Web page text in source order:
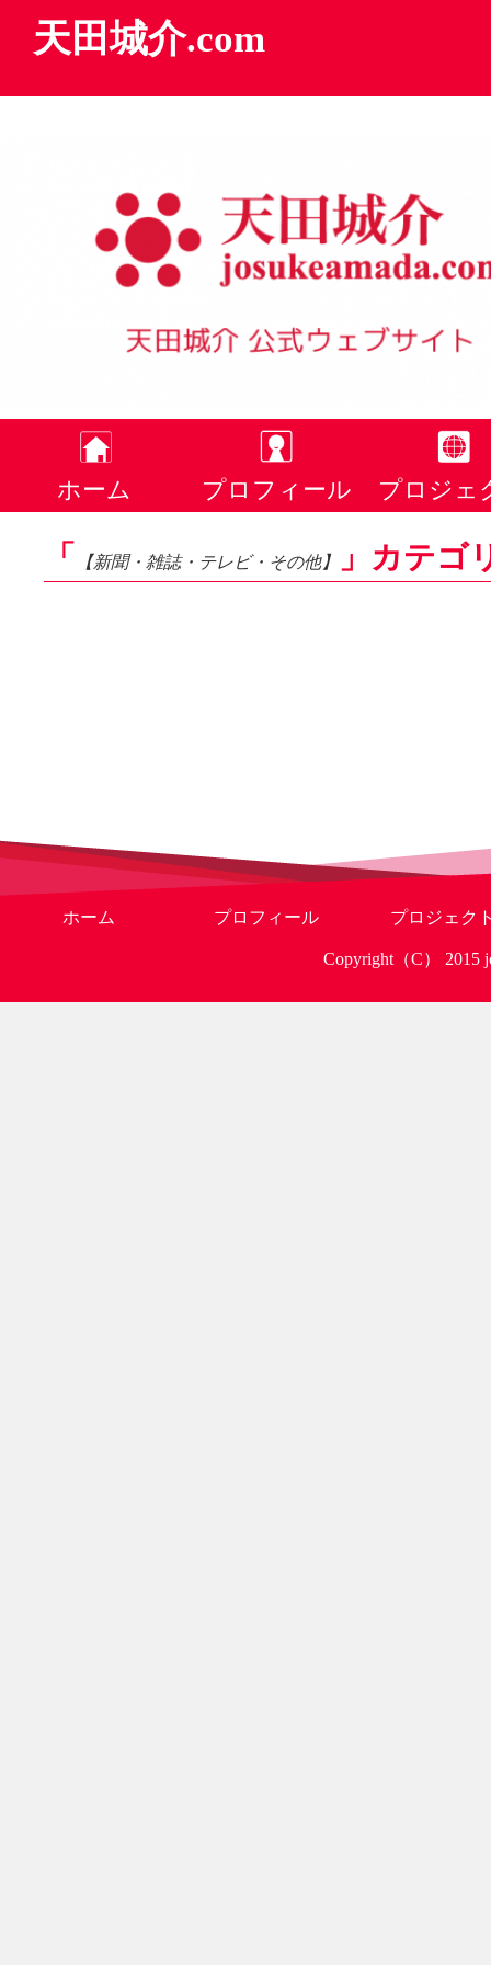
天田城介.com
ホーム プロフィール プロジェ
「 【新聞・雑誌・テレビ・その他】 」カテゴ
ホーム プロフィール プロジェク
Copyright（C） 2015